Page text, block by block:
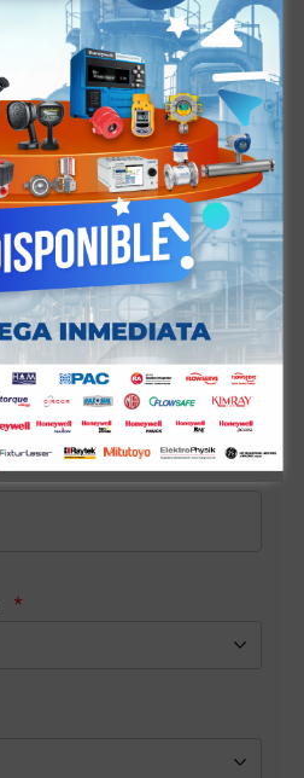
una
tí?
y si tenemos una vacante
tu perfil, nos comunicaremos